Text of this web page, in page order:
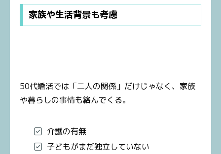
家族や生活背景も考慮
50代婚活では「二人の関係」だけじゃなく、家族
や暮らしの事情も絡んでくる。
介護の有無
子どもがまだ独立していない